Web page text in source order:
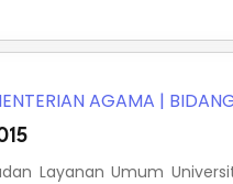
AGAMA |
Layanan Umum